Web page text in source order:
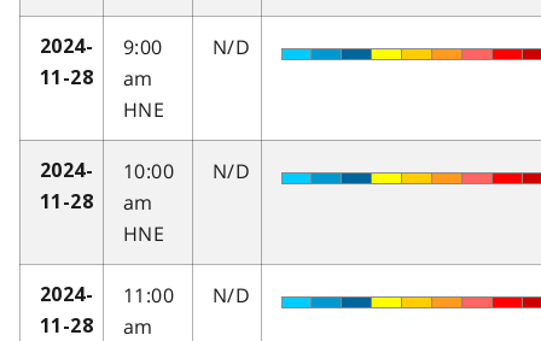
2024-
11-28
9:00
am
HNE
N/D
2024-
11-28
10:00
am
HNE
N/D
2024-
11-28
11:00
am
N/D